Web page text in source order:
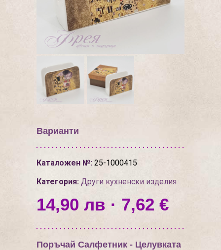
Варианти
Каталожен №: 25-1000415
Категория: Други кухненски изделия
14,90 лв · 7,62 €
Поръчай Салфетник - Целувката